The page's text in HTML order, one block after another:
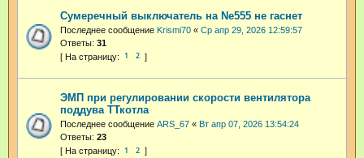
Сумеречный выключатель на Ne555 не гаснет
Последнее сообщение Krismi70 « Ср апр 29, 2026 12:59:57
Ответы: 31
1 2
ЭМП при регулировании скорости вентилятора
поддува ТТкотла
Последнее сообщение ARS_67 « Вт апр 07, 2026 13:54:24
Ответы: 23
1 2